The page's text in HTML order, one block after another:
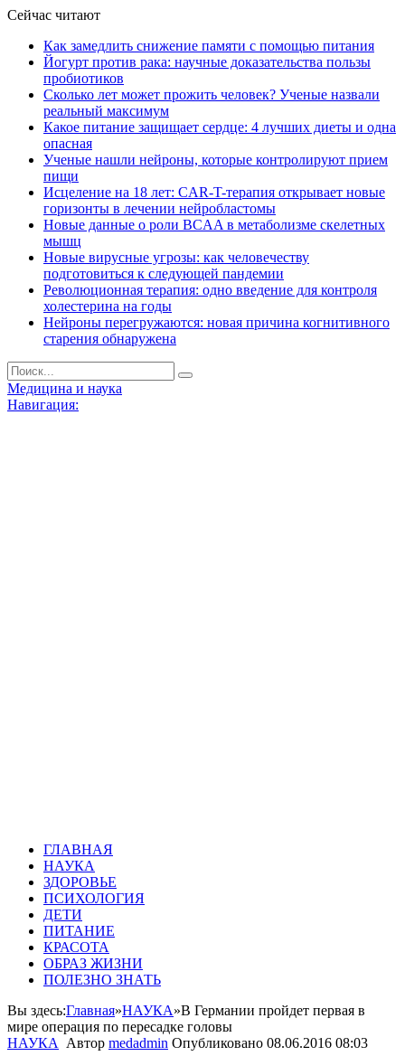
Сейчас читают
Как замедлить снижение памяти с помощью питания
Йогурт против рака: научные доказательства пользы
пробиотиков
Сколько лет может прожить человек? Ученые назвали
реальный максимум
Какое питание защищает сердце: 4 лучших диеты и одна
опасная
Ученые нашли нейроны, которые контролируют прием
пищи
Исцеление на 18 лет: CAR-T-терапия открывает новые
горизонты в лечении нейробластомы
Новые данные о роли BCAA в метаболизме скелетных
мышц
Новые вирусные угрозы: как человечеству
подготовиться к следующей пандемии
Революционная терапия: одно введение для контроля
холестерина на годы
Нейроны перегружаются: новая причина когнитивного
старения обнаружена
Медицина и наука
Навигация:
ГЛАВНАЯ
НАУКА
ЗДОРОВЬЕ
ПСИХОЛОГИЯ
ДЕТИ
ПИТАНИЕ
КРАСОТА
ОБРАЗ ЖИЗНИ
ПОЛЕЗНО ЗНАТЬ
Вы здесь:Главная»НАУКА»В Германии пройдет первая в
мире операция по пересадке головы
НАУКА
Автор medadmin Опубликовано 08.06.2016 08:03